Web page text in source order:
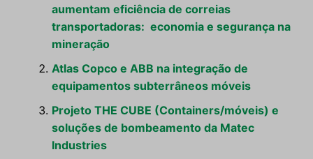
aumentam eficiência de correias
transportadoras: economia e segurança na
mineração
Atlas Copco e ABB na integração de
equipamentos subterrâneos móveis
Projeto THE CUBE (Containers/móveis) e
soluções de bombeamento da Matec
Industries